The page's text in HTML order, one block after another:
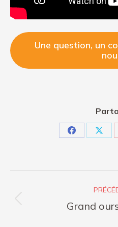
Une question, un
Partager
Facebook
X
Grand